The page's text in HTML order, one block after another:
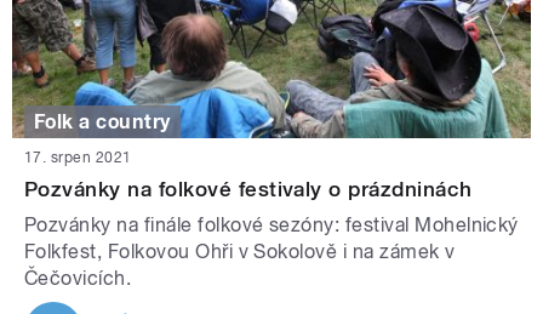
Folk a country
17. srpen 2021
Pozvánky na folkové festivaly o prázdninách
Pozvánky na finále folkové sezóny: festival Mohelnický
Folkfest, Folkovou Ohři v Sokolově i na zámek v
Čečovicích.